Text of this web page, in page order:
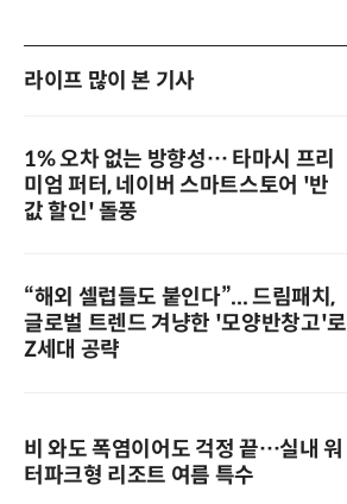
라이프 많이 본 기사
1% 오차 없는 방향성… 타마시 프리
미엄 퍼터, 네이버 스마트스토어 '반
값 할인' 돌풍
“해외 셀럽들도 붙인다”... 드림패치,
글로벌 트렌드 겨냥한 '모양반창고'로
Z세대 공략
비 와도 폭염이어도 걱정 끝…실내 워
터파크형 리조트 여름 특수